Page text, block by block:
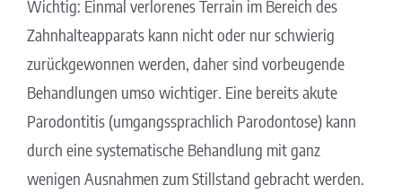
Wichtig: Einmal verlorenes Terrain im Bereich des
Zahnhalteapparats kann nicht oder nur schwierig
zurückgewonnen werden, daher sind vorbeugende
Behandlungen umso wichtiger. Eine bereits akute
Parodontitis (umgangssprachlich Parodontose) kann
durch eine systematische Behandlung mit ganz
wenigen Ausnahmen zum Stillstand gebracht werden.